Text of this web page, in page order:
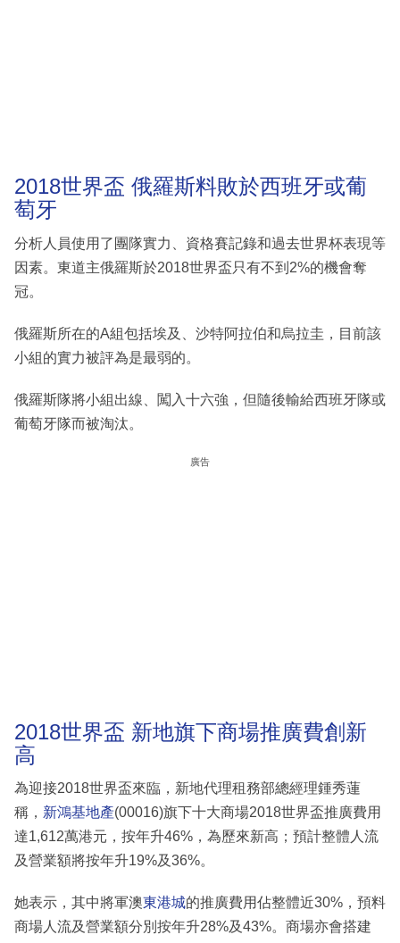
2018世界盃 俄羅斯料敗於西班牙或葡
萄牙
分析人員使用了團隊實力、資格賽記錄和過去世界杯表現等
因素。東道主俄羅斯於2018世界盃只有不到2%的機會奪
冠。
俄羅斯所在的A組包括埃及、沙特阿拉伯和烏拉圭，目前該
小組的實力被評為是最弱的。
俄羅斯隊將小組出線、闖入十六強，但隨後輸給西班牙隊或
葡萄牙隊而被淘汰。
廣告
2018世界盃 新地旗下商場推廣費創新
高
為迎接2018世界盃來臨，新地代理租務部總經理鍾秀蓮
稱， 新鴻基地產(00016)旗下十大商場2018世界盃推廣費用
達1,612萬港元，按年升46%，為歷來新高；預計整體人流
及營業額將按年升19%及36%。
她表示，其中將軍澳東港城的推廣費用佔整體近30%，預料
商場人流及營業額分別按年升28%及43%。商場亦會搭建